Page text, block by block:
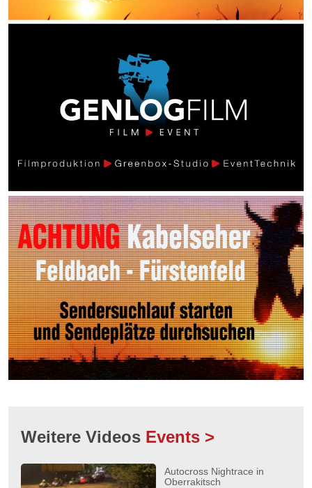
Weitere Videos Events >
Autocross Nightrace in
Oberrakitsch